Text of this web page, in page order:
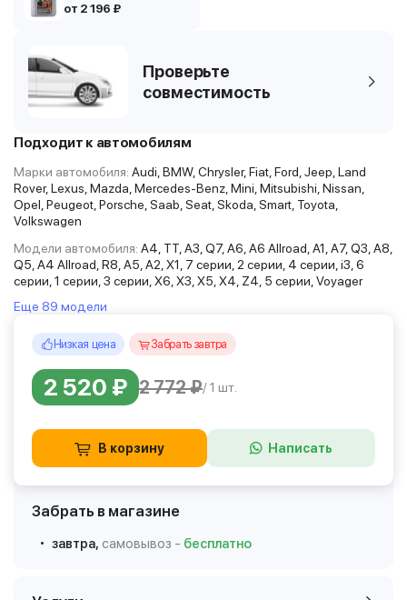
от 2 196 ₽
Проверьте
совместимость
Подходит к автомобилям
Марки автомобиля: Audi, BMW, Chrysler, Fiat, Ford, Jeep, Land
Rover, Lexus, Mazda, Mercedes-Benz, Mini, Mitsubishi, Nissan,
Opel, Peugeot, Porsche, Saab, Seat, Skoda, Smart, Toyota,
Volkswagen
Модели автомобиля: A4, TT, A3, Q7, A6, A6 Allroad, A1, A7, Q3, A8,
Q5, A4 Allroad, R8, A5, A2, X1, 7 серии, 2 серии, 4 серии, i3, 6
серии, 1 серии, 3 серии, X6, X3, X5, X4, Z4, 5 серии, Voyager
Еще 89 модели
Низкая цена Забрать завтра
2 520 ₽ 2 772 ₽/ 1 шт.
В корзину Написать
Забрать в магазине
завтра, самовывоз - бесплатно